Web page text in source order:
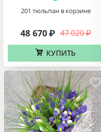
201 тюльпан в корзине
47 020 ₽
48 670 ₽
КУПИТЬ